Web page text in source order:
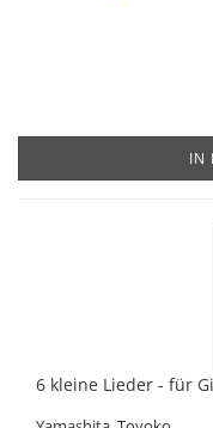
IN
6 kleine Lieder - für